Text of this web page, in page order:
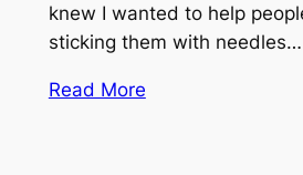
knew I wanted to help
sticking them with needles…
Read More